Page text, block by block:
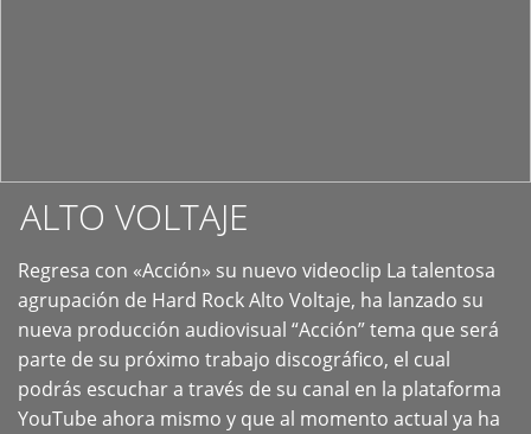
ALTO VOLTAJE
Regresa con «Acción» su nuevo videoclip La talentosa
agrupación de Hard Rock Alto Voltaje, ha lanzado su
nueva producción audiovisual “Acción” tema que será
parte de su próximo trabajo discográfico, el cual
podrás escuchar a través de su canal en la plataforma
YouTube ahora mismo y que al momento actual ya ha
+